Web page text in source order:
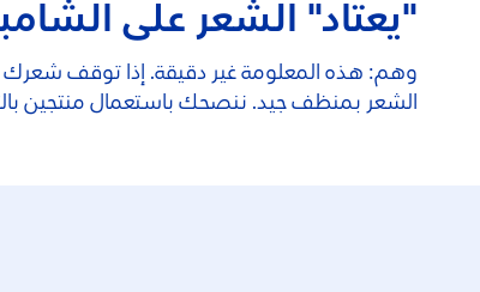
"يعتاد" الشعر على
وهم: هذه المعلومة غير دقيقة. إذا توقف شعرك
الشعر بمنظف جيد. ننصحك باستعمال منتجين